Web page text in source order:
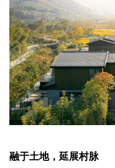
融于土地，延展村脉